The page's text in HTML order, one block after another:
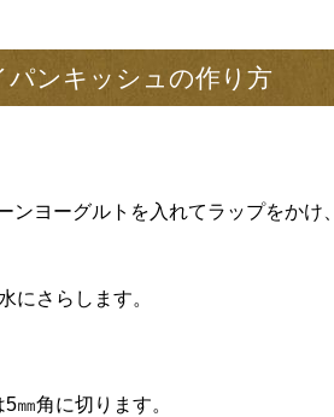
パンキッシュの作り方
ヨーグルトを入れてラップをかけ、
さらします。
角に切ります。